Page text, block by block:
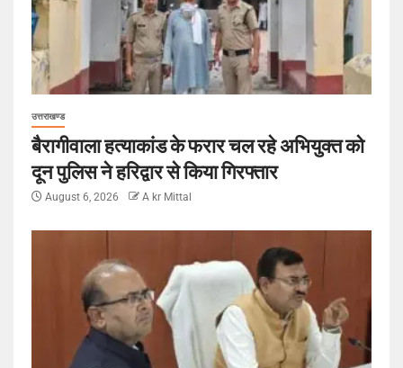
उत्तराखण्ड
बैरागीवाला हत्याकांड के फरार चल रहे अभियुक्त को
दून पुलिस ने हरिद्वार से किया गिरफ्तार
August 6, 2026 A kr Mittal